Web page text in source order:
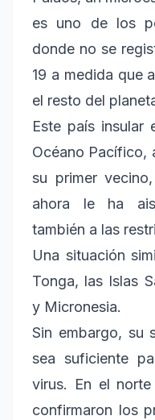
es uno de los
donde no se
19 a medida que
el resto del
Este país insular
Océano Pacífico,
su primer
ahora le ha
también a las
Una situación
Tonga, las Islas
y Micronesia.
Sin embargo, su
sea suficiente
virus. En el
confirmaron los